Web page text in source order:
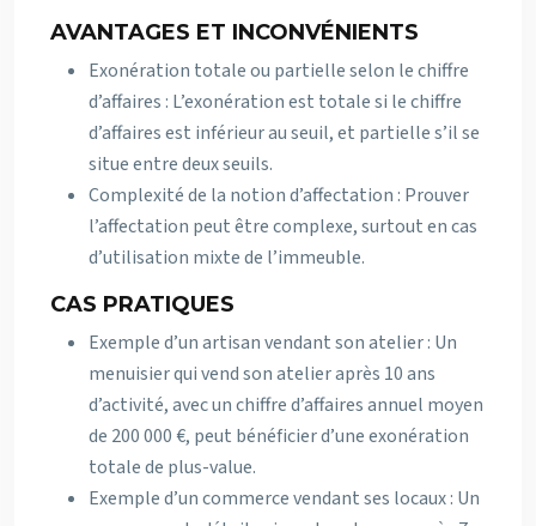
AVANTAGES ET INCONVÉNIENTS
Exonération totale ou partielle selon le chiffre
d’affaires : L’exonération est totale si le chiffre
d’affaires est inférieur au seuil, et partielle s’il se
situe entre deux seuils.
Complexité de la notion d’affectation : Prouver
l’affectation peut être complexe, surtout en cas
d’utilisation mixte de l’immeuble.
CAS PRATIQUES
Exemple d’un artisan vendant son atelier : Un
menuisier qui vend son atelier après 10 ans
d’activité, avec un chiffre d’affaires annuel moyen
de 200 000 €, peut bénéficier d’une exonération
totale de plus-value.
Exemple d’un commerce vendant ses locaux : Un